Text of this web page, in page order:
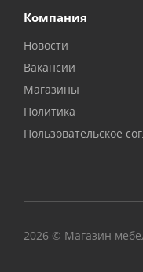
Компания
Новости
Вакансии
Магазины
Политика
Пользовательское
2026 © Магазин